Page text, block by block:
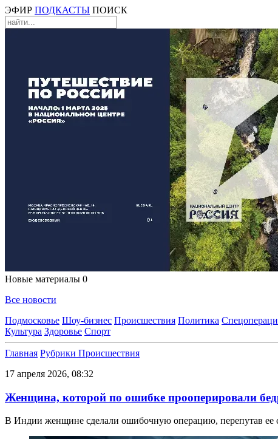
ЭФИР ПОДКАСТЫ ПОИСК
Новые материалы 0
Все новости
Подмосковье Шоу-бизнес Происшествия Политика
Культура Здоровье Спорт
Главная Рубрики Происшествия
17 апреля 2026, 08:32
Женщина, которой по ошибке прооперировали
В Индии женщине сделали ошибочную операцию, перепутав ее